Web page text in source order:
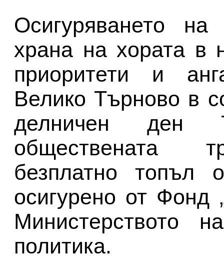
Осигуряването
храна на хората в
приоритети и
Велико Търново в
делничен ден
обществената
безплатно топъл
осигурено от Фонд
Министерството
политика.